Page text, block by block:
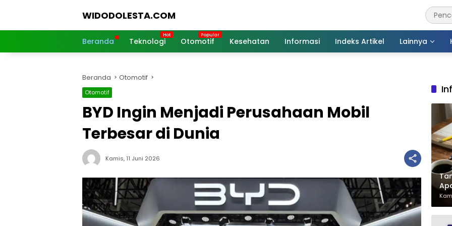
WIDODOLESTA.COM
dan
Terkini
Beranda Teknologi Otomotif Kesehatan Informasi Indeks Artikel Lainnya
Beranda Otomotif
Otomotif
BYD Ingin Menjadi Perusahaan Mobil
Terbesar di Dunia
Kamis, 11 Juni 2026